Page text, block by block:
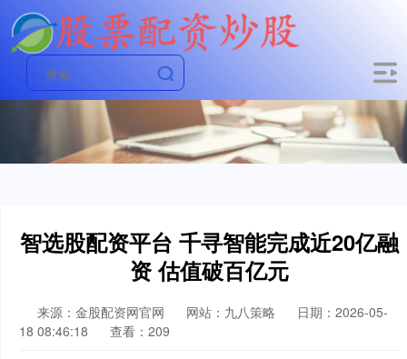
智选股配资平台 千寻智能完成近20亿融
资 估值破百亿元
来源：金股配资网官网 网站：九八策略
日期：2026-05-
18 08:46:18
查看：209